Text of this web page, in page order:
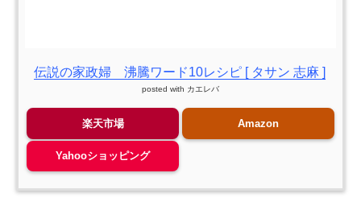
伝説の家政婦 沸騰ワード10レシピ [ タサン 志麻 ]
posted with カエレバ
楽天市場 Amazon
Yahooショッピング